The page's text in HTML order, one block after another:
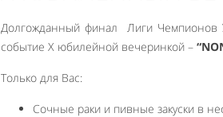
Долгожданный финал Лиги Чемпионов
событие Х юбилейной вечеринкой –
Только для Вас:
Сочные раки и пивные закуски в